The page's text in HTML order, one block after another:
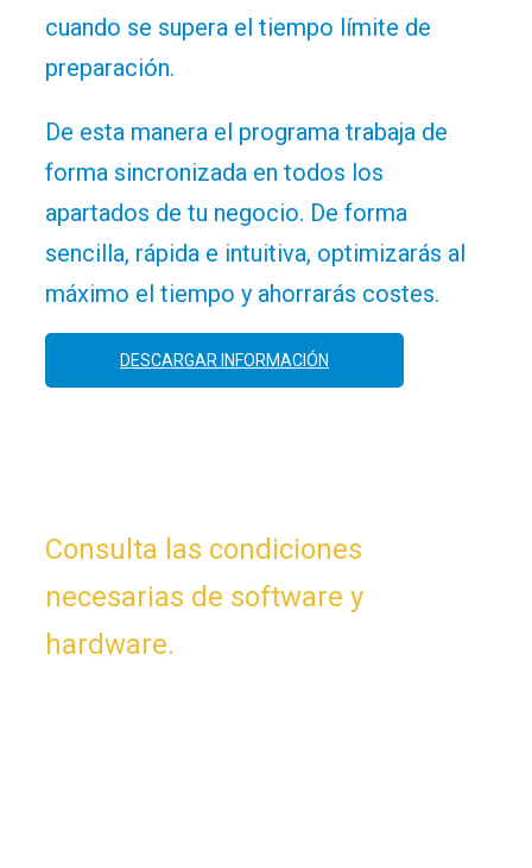
cuando se supera el tiempo límite de
preparación.
De esta manera el programa trabaja de
forma sincronizada en todos los
apartados de tu negocio. De forma
sencilla, rápida e intuitiva, optimizarás al
máximo el tiempo y ahorrarás costes.
DESCARGAR INFORMACIÓN
Consulta las condiciones
necesarias de software y
hardware.